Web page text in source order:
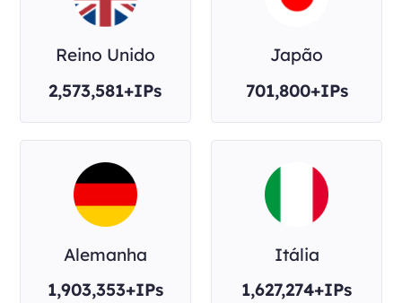
Reino Unido
2,573,581+IPs
Japão
701,800+IPs
Alemanha
1,903,353+IPs
Itália
1,627,274+IPs